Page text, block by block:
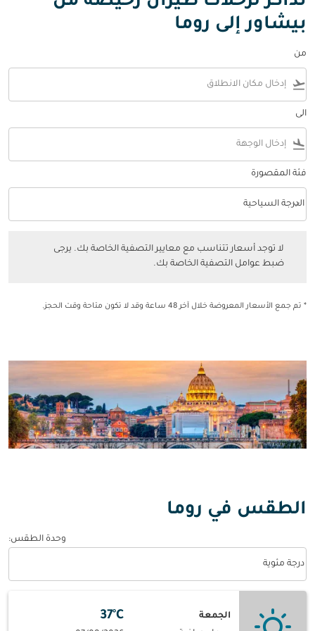
بيشاور إلى روما
من
flight_takeoff
الى
flight_land
فئة المقصورة
فئة المقصورة option الدرجة السياحية Selected
الدرجة السياحية
keyboard_arrow_down
لا توجد أسعار تتناسب مع معايير التصفية الخاصة بك. يرجى
ضبط عوامل التصفية الخاصة بك.
* تم جمع الأسعار المعروضة خلال آخر 48 ساعة وقد لا تكون متاحة وقت الحجز.
الطقس في روما
وحدة الطقس:
درجة مئوية
الجمعة
37°C